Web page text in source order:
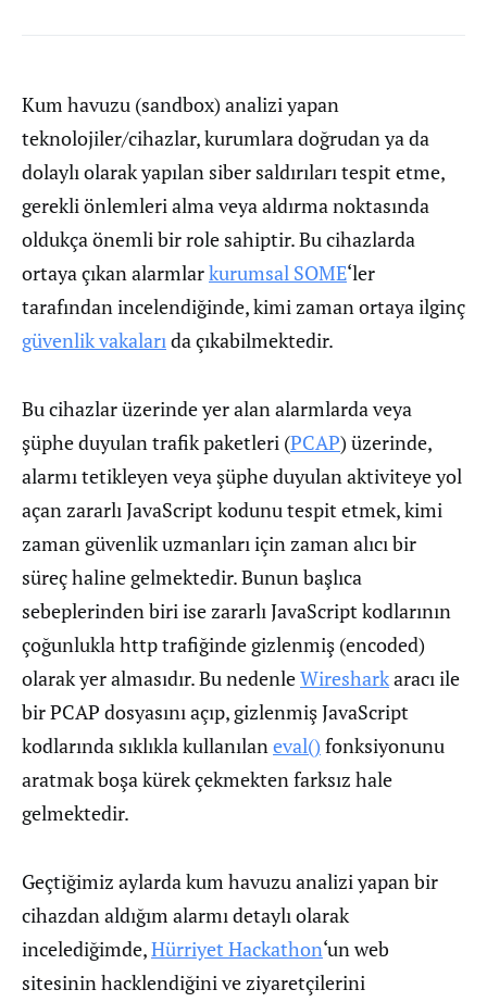
Kum havuzu (sandbox) analizi yapan
teknolojiler/cihazlar, kurumlara doğrudan ya da
dolaylı olarak yapılan siber saldırıları tespit etme,
gerekli önlemleri alma veya aldırma noktasında
oldukça önemli bir role sahiptir. Bu cihazlarda
ortaya çıkan alarmlarkurumsal SOME‘ler
tarafından incelendiğinde, kimi zaman ortaya ilginç
güvenlik vakalarıda çıkabilmektedir.
Bu cihazlar üzerinde yer alan alarmlarda veya
şüphe duyulan trafik paketleri (PCAP) üzerinde,
alarmı tetikleyen veya şüphe duyulan aktiviteye yol
açan zararlı JavaScript kodunu tespit etmek, kimi
zaman güvenlik uzmanları için zaman alıcı bir
süreç haline gelmektedir. Bunun başlıca
sebeplerinden biri ise zararlı JavaScript kodlarının
çoğunlukla http trafiğinde gizlenmiş (encoded)
olarak yer almasıdır. Bu nedenleWiresharkaracı ile
bir PCAP dosyasını açıp, gizlenmiş JavaScript
kodlarında sıklıkla kullanılaneval() fonksiyonunu
aratmak boşa kürek çekmekten farksız hale
gelmektedir.
Geçtiğimiz aylarda kum havuzu analizi yapan bir
cihazdan aldığım alarmı detaylı olarak
incelediğimde,Hürriyet Hackathon‘un web
sitesinin hacklendiğini ve ziyaretçilerini